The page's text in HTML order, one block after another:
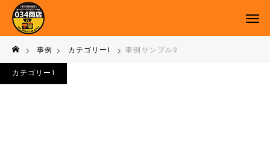
事例 カテゴリー1 事例サンプル2
カテゴリー1